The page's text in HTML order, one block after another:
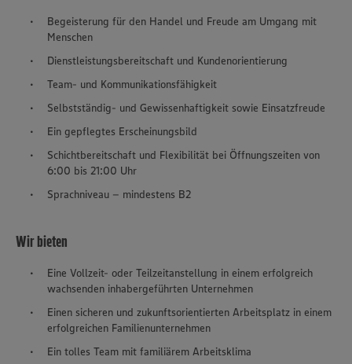
Begeisterung für den Handel und Freude am Umgang mit
Menschen
Dienstleistungsbereitschaft und Kundenorientierung
Team- und Kommunikationsfähigkeit
Selbstständig- und Gewissenhaftigkeit sowie Einsatzfreude
Ein gepflegtes Erscheinungsbild
Schichtbereitschaft und Flexibilität bei Öffnungszeiten von
6:00 bis 21:00 Uhr
Sprachniveau – mindestens B2
Wir bieten
Eine Vollzeit- oder Teilzeitanstellung in einem erfolgreich
wachsenden inhabergeführten Unternehmen
Einen sicheren und zukunftsorientierten Arbeitsplatz in einem
erfolgreichen Familienunternehmen
Ein tolles Team mit familiärem Arbeitsklima